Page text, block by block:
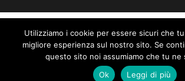
© Taobuk, festival letterario internazionale 2013/2021 -
sito sono coperti da copyright - C.F. 96010220836.note
Credits
Utilizziamo i cookie per essere sicuri che
migliore esperienza sul nostro sito. Se
questo sito noi assumiamo che tu ne
Ok
Leggi di più